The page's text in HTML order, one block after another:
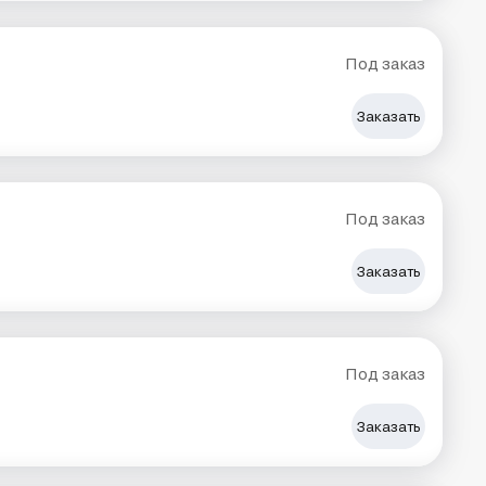
Под заказ
Заказать
Под заказ
Заказать
Под заказ
Заказать